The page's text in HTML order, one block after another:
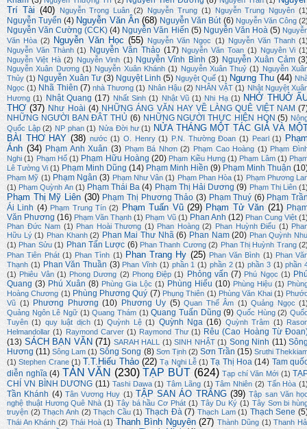
Trí Tài (40) Nguyễn Trọng Luân (2) Nguyễn Trung (1) Nguyễn Trung Nguyên
Nguyễn Tuyển (4) Nguyễn Văn Ân (68) Nguyễn Văn Bút (6) Nguyễn Văn Công
Nguyễn Văn Cường (CCK) (4) Nguyễn Văn Hiến (5) Nguyễn Văn Hoà (5)
Văn Hòa (2) Nguyễn Văn Học (55) Nguyễn Văn Ngọc (1) Nguyễn Văn Thanh
Nguyễn Văn Thành (1) Nguyễn Văn Thảo (17) Nguyễn Văn Toan (1) Nguyên Vi
Nguyễn Việt Hà (2) Nguyễn Vinh (1) Nguyễn Vĩnh Bình (3) Nguyễn Xuân Cảm
Nguyễn Xuân Dương (1) Nguyễn Xuân Khánh (1) Nguyễn Xuân Thuỷ (1) Nguyễn
Thủy (1) Nguyễn Xuân Tư (3) Nguyệt Linh (5) Nguyệt Quế (1) Ngưng Thu (44)
Ngọc (1) Nhã Thiên (7) nhà Thương (1) Nhân Hậu (2) NHÂN VẬT (1) Nhật Nguyệt
Hương (1) Nhật Quang (17) Nhất Sinh (1) Nhật Vũ (1) Nhi Hạ (1) NHỚ THUỞ
THƠ (37) Như Hoài (4) NHỮNG ÁNG VĂN HAY VỀ LÀNG QUÊ VIỆT NAM
NHỮNG NGƯỜI BẠN ĐÂT THỦ (6) NHỮNG NGƯỜI THỰC HIỆN HQN (5)
Quốc Lập (2) NP phan (1) Nửa Đời hư (1) NỬA THÁNG MỘT TÁC GIẢ VÀ
BÀI THƠ HAY (38) nước (1) O. Henry (1) P.N. Thường Đoan (1) Pearl (1)
Ánh (34) Phạm Anh Xuân (3) Phạm Bá Nhơn (2) Phạm Cao Hoàng (1) Phạm
Nghi (1) Phạm Hổ (1) Phạm Hữu Hoàng (20) Phạm Kiều Hưng (1) Phạm Lâm (1)
Lê Tường Vi (1) Phạm Minh Dũng (14) Phạm Minh Hiền (9) Phạm Minh Thuận
Phạm Mỹ (1) Phạm Ngân (3) Phạm Như Vân (1) Phạm Phan Hòa (1) Phạm Phương
(1) Phạm Quỳnh An (1) Phạm Thái Ba (4) Phạm Thị Hải Dương (9) Phạm Thị Liên
Phạm Thị Mỹ Liên (30) Phạm Thị Phương Thảo (3) Phạm Thuý (6) Phạm
Ái Linh (4) Phạm Trung Tín (2) Phạm Tuấn Vũ (29) Phạm Tử Văn (21)
Văn Phương (16) Phạm Văn Thạnh (1) Phạm Vũ (1) Phan Anh (12) Phan Cung Việt
Phan Đức Nam (1) Phan Hoài Thương (1) Phan Hoàng (2) Phan Huỳnh Điểu (1)
Hữu Lý (1) Phan Khanh (2) Phan Mai Thư Nhã (6) Phan Nam (20) Phan Quỳnh
(1) Phan Sửu (1) Phan Tấn Lược (6) Phan Thanh Cương (2) Phan Thị Huỳnh Trang
Phan Tiên Phát (1) Phan Tình (1) Phan Trang Hy (25) Phan Văn Bình (1) Phan
Thạnh (1) Phan Văn Thuần (3) Phan Vĩnh (1) phần 1 (1) phần 2 (1) phần 3 (1) phần
(1) Phiêu Vân (1) Phong Dương (2) Phong Điệp (1) Phỏng vấn (7) Phú Ngọc (1)
Quang (3) Phú Xuân (8) Phùng Gia Lộc (1) Phùng Hiếu (10) Phùng Hiệu (1)
Hoàng Chương (1) Phùng Phương Quý (7) Phụng Thiên (1) Phùng Văn Khai (1)
Vũ (1) Phương Phương (10) Phương Uy (5) Quan Thế Âm (1) Quảng Ngọc
Quảng Ngôn Lê Ngữ (1) Quang Thám (1) Quang Tuấn Dũng (9) Quốc Hùng (2)
Tuyên (1) quy luật dịch (1) Quỳnh Lệ (1) Quỳnh Nga (16) Quỳnh Trâm (1)
Helmandollar (1) Raymond Carver (1) Raymond Thư (1) Rêu (Cao Hoàng Từ
(13) SÁCH BẠN VĂN (71) SARAH HALL (1) SINH NHẬT (1) Song Ninh (11)
Hương (11) Sông Lam (1) Sông Song (8) Sơn Tịnh (2) Sơn Trần (15) Sruthi
(1) Stephen Crane (1) T.T.Hiếu Thảo (22) Tạ Nghi Lễ (1) Tạ Thị Hoa (14) Tam
diễn nghĩa (4) TẢN VĂN (230) TẠP BÚT (624) Tạp chí Văn Mới (1)
CHÍ VN BÌNH DƯƠNG (11) Tashi Dawa (1) Tâm Lãng (1) Tâm Nhiên (2) Tấn Hòa
Tần Khánh (4) Tân Vương Huy (1) TẬP SAN ÁO TRẮNG (39) Tập san Văn
nghệ thuật Hương Quê Nhà (1) Tây bá hầu Cơ Phát (1) Tây Du Ký (1) Tây Sơn bi
truyện (2) Thạch Anh (2) Thạch Cầu (1) Thạch Đà (7) Thạch Lam (1) Thạch Sene
Thái An Khánh (2) Thái Hoà (1) Thanh Bình Nguyên (27) Thành Dũng (1) Thanh